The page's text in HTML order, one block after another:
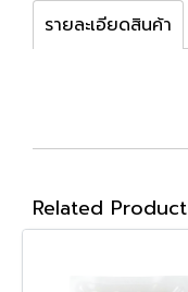
รายละเอียดสินค้า
Related Product